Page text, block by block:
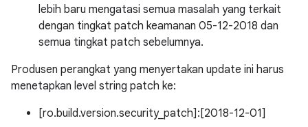
lebih baru mengatasi semua masalah yang terkait
dengan tingkat patch keamanan 05-12-2018 dan
semua tingkat patch sebelumnya.
Produsen perangkat yang menyertakan update ini harus
menetapkan level string patch ke:
[ro.build.version.security_patch]:[2018-12-01]